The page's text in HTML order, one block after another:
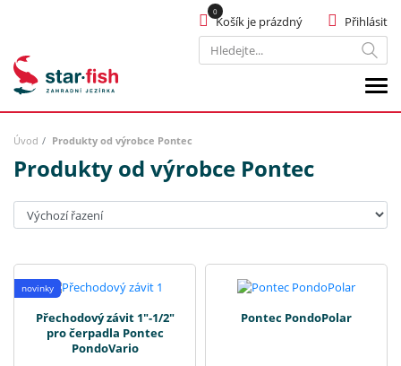
Hledat
Přihlásit
Košík je prázdný
Úvod Produkty od výrobce Pontec
Produkty od výrobce Pontec
Seřadit:
novinky
Přechodový závit 1"-1/2"
pro čerpadla Pontec
PondoVario
Pontec PondoPolar